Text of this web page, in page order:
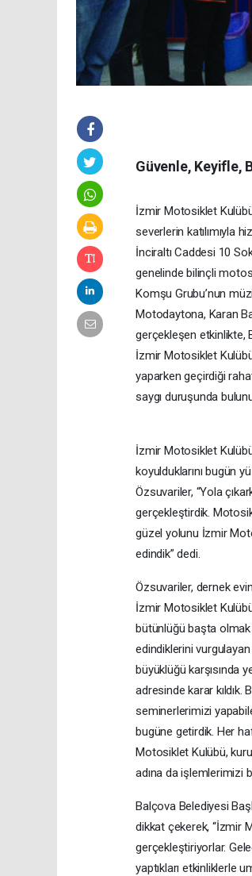
Güvenle, Keyifle,
İzmir Motosiklet
severlerin katılımıyla
İnciraltı Caddesi 10
genelinde bilinçli
Komşu Grubu’nun
Motodaytona, Karan
gerçekleşen etkinlikte,
İzmir Motosiklet
yaparken geçirdiği
saygı duruşunda
İzmir Motosiklet
koyulduklarını bugün
Özsuvariler, “Yola
gerçekleştirdik.
güzel yolunu İzmir
edindik” dedi.
Özsuvariler, dernek
İzmir Motosiklet Kulübü
bütünlüğü başta olmak
edindiklerini vurgulayan
büyüklüğü karşısında
adresinde karar kıldık.
seminerlerimizi
bugüne getirdik. Her
Motosiklet Kulübü,
adına da işlemlerimizi
Balçova Belediyesi
dikkat çekerek, “İzmir
gerçekleştiriyorlar.
yaptıkları etkinliklerle